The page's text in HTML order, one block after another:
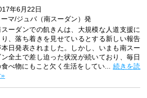
年6月22日
ーマ/ジュバ（南スーダン）発
スーダンでの飢きんは、大規模な人道支援に
り、落ち着きを見せているとする新しい報告
本日発表されました。しかし、いまも南スー
ン全土で差し迫った状況が続いており、毎日
食べ物にもこと欠く生活をしてい... 続きを読
»